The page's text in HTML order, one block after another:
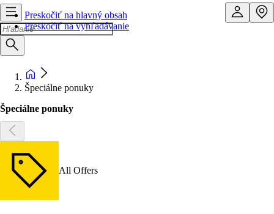
Preskočiť na hlavný obsah
Preskočiť na vyhľadávanie
Špeciálne ponuky
Špeciálne ponuky
All Offers